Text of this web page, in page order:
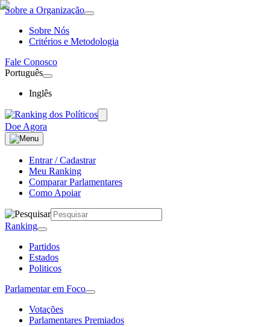
Sobre a Organização
Sobre Nós
Critérios e Metodologia
Fale Conosco
Português
Inglês
Doe Agora
Entrar / Cadastrar
Meu Ranking
Comparar Parlamentares
Como Apoiar
Ranking
Partidos
Estados
Politicos
Parlamentar em Foco
Votações
Parlamentares Premiados